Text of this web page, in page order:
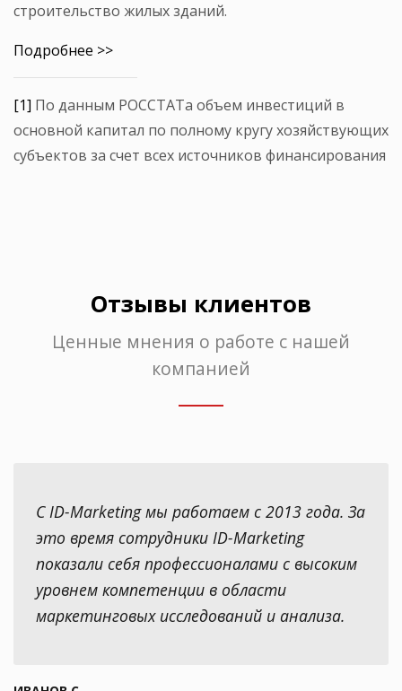
строительство жилых зданий.
Подробнее >>
[1] По данным РОССТАТа объем инвестиций в
основной капитал по полному кругу хозяйствующих
субъектов за счет всех источников финансирования
Отзывы клиентов
Ценные мнения о работе с нашей
компанией
С ID-Marketing мы работаем с 2013 года. За
это время сотрудники ID-Marketing
показали себя профессионалами с высоким
уровнем компетенции в области
маркетинговых исследований и анализа.